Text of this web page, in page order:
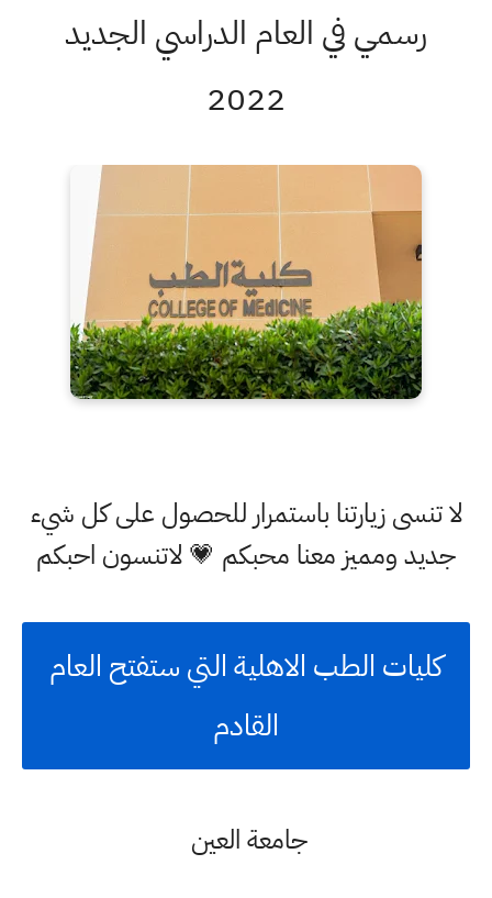
رسمي في العام الدراسي الجديد
2022
لا تنسى زيارتنا باستمرار للحصول على كل شيء
جديد ومميز معنا محبكم 💗 لاتنسون احبكم
كليات الطب الاهلية التي ستفتح العام
القادم
جامعة العين